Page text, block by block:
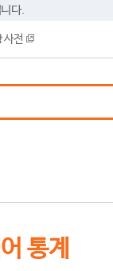
다.
사전
통계